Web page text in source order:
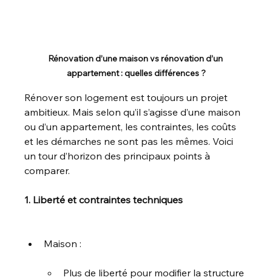
Rénovation d’une maison vs rénovation d’un
appartement : quelles différences ?
Rénover son logement est toujours un projet
ambitieux. Mais selon qu’il s’agisse d’une maison
ou d’un appartement, les contraintes, les coûts
et les démarches ne sont pas les mêmes. Voici
un tour d’horizon des principaux points à
comparer.
1. Liberté et contraintes techniques
Maison :
Plus de liberté pour modifier la structure